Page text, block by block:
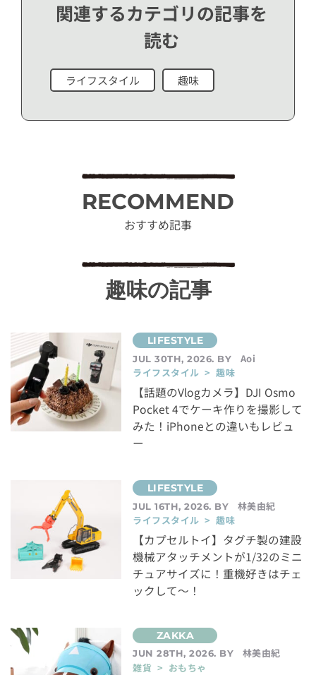
関連するカテゴリの記事を
読む
ライフスタイル 趣味
RECOMMEND
おすすめ記事
趣味の記事
JUL 30TH, 2026. BY
Aoi
ライフスタイル > 趣味
【話題のVlogカメラ】DJI Osmo
Pocket 4でケーキ作りを撮影して
みた！iPhoneとの違いもレビュ
ー
JUL 16TH, 2026. BY
林美由紀
ライフスタイル > 趣味
【カプセルトイ】タグチ製の建設
機械アタッチメントが1/32のミニ
チュアサイズに！重機好きはチェ
ックして～！
JUN 28TH, 2026. BY
林美由紀
雑貨 > おもちゃ